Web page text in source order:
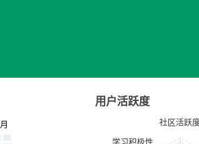
用户活跃度